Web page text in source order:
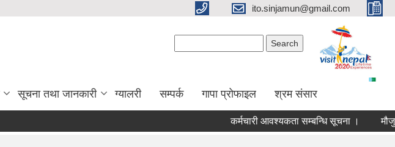
ito.sinjamun@gmail.com
सूचना तथा जानकारी ग्यालरी सम्पर्क गापा प्रोफाइल श्रम संसार
कर्मचारी आवश्यकता सम्बन्धि सूचना । मौजुदा